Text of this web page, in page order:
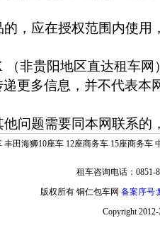
，应在授权范围内使用
（非贵阳地区直达租车网
更多信息，并不代表本
问题需要同本网联系的
丰田海狮10座车 12座商务车 15座商务车
租车咨询电话：0851-
版权所有 铜仁包车网 备案序号:
Copyright